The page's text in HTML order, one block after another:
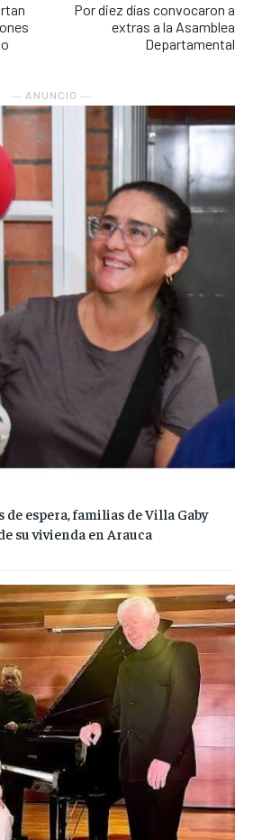
Por diez días convocaron a
extras a la Asamblea
Departamental
― ANUNCIO ―
de espera, familias de Villa Gaby
su vivienda en Arauca